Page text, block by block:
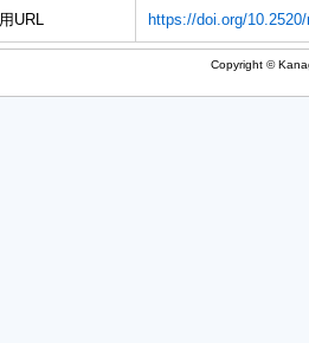
URL https://doi.org/
Copyright ©